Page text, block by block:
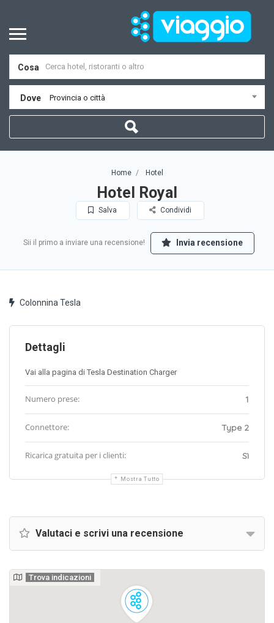
Cosa
Dove Provincia o città
Home Hotel
Hotel Royal
Salva Condividi
Sii il primo a inviare una recensione! Invia recensione
Colonnina Tesla
Dettagli
Vai alla pagina di Tesla Destination Charger
Numero prese: 1
Connettore: Type 2
Ricarica gratuita per i clienti: Sì
Mostra Tutto
Valutaci e scrivi una recensione
Trova indicazioni